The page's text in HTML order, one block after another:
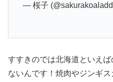
— 桜子
すすきのでは北海道といえ
ないんです！焼肉やジンギ